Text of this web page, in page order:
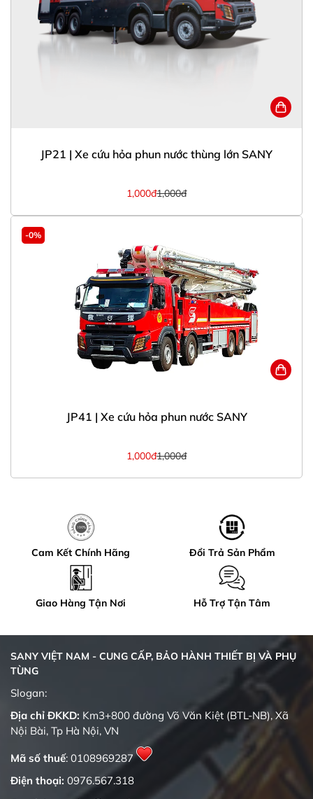
JP21 | Xe cứu hỏa phun nước thùng lớn SANY
1,000đ1,000đ
-0%
JP41 | Xe cứu hỏa phun nước SANY
1,000đ1,000đ
Cam Kết Chính Hãng Đổi Trả Sản Phẩm
Giao Hàng Tận Nơi Hỗ Trợ Tận Tâm
SANY VIỆT NAM - CUNG CẤP, BẢO HÀNH THIẾT BỊ VÀ PHỤ
TÙNG
Slogan:
Địa chỉ ĐKKD: Km3+800 đường Võ Văn Kiệt (BTL-NB), Xã
Nội Bài, Tp Hà Nội, VN
Mã số thuế: 0108969287
Điện thoại: 0976.567.318